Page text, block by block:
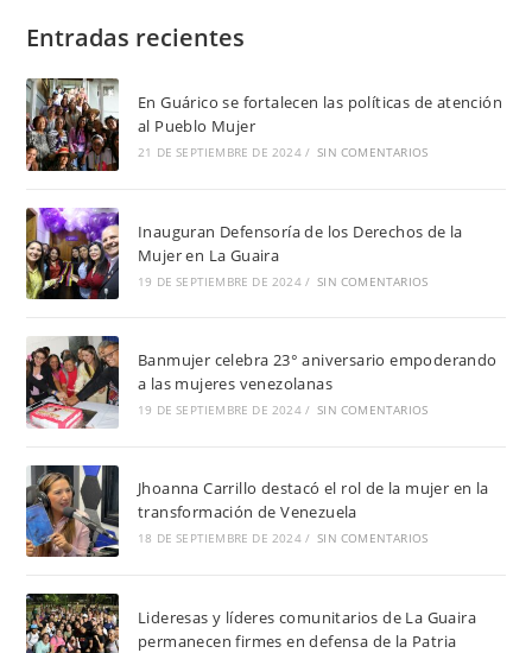
Entradas recientes
En Guárico se fortalecen las políticas de atención
al Pueblo Mujer
21 DE SEPTIEMBRE DE 2024 / SIN COMENTARIOS
Inauguran Defensoría de los Derechos de la
Mujer en La Guaira
19 DE SEPTIEMBRE DE 2024 / SIN COMENTARIOS
Banmujer celebra 23° aniversario empoderando
a las mujeres venezolanas
19 DE SEPTIEMBRE DE 2024 / SIN COMENTARIOS
Jhoanna Carrillo destacó el rol de la mujer en la
transformación de Venezuela
18 DE SEPTIEMBRE DE 2024 / SIN COMENTARIOS
Lideresas y líderes comunitarios de La Guaira
permanecen firmes en defensa de la Patria